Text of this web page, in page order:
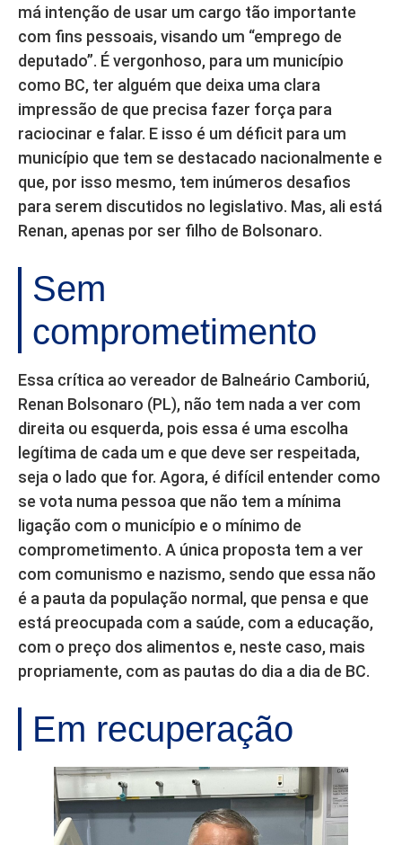
má intenção de usar um cargo tão importante
com fins pessoais, visando um “emprego de
deputado”. É vergonhoso, para um município
como BC, ter alguém que deixa uma clara
impressão de que precisa fazer força para
raciocinar e falar. E isso é um déficit para um
município que tem se destacado nacionalmente e
que, por isso mesmo, tem inúmeros desafios
para serem discutidos no legislativo. Mas, ali está
Renan, apenas por ser filho de Bolsonaro.
Sem
comprometimento
Essa crítica ao vereador de Balneário Camboriú,
Renan Bolsonaro (PL), não tem nada a ver com
direita ou esquerda, pois essa é uma escolha
legítima de cada um e que deve ser respeitada,
seja o lado que for. Agora, é difícil entender como
se vota numa pessoa que não tem a mínima
ligação com o município e o mínimo de
comprometimento. A única proposta tem a ver
com comunismo e nazismo, sendo que essa não
é a pauta da população normal, que pensa e que
está preocupada com a saúde, com a educação,
com o preço dos alimentos e, neste caso, mais
propriamente, com as pautas do dia a dia de BC.
Em recuperação